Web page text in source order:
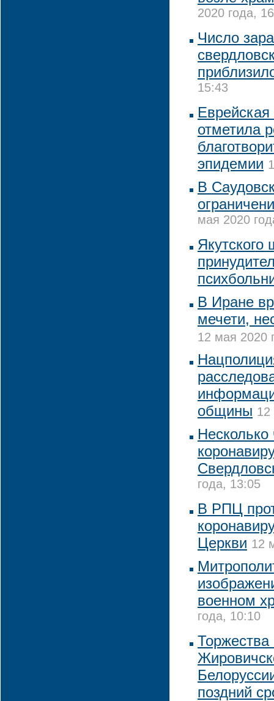
2020 года,
Число
15:43
отметила
эпидемии
В
мая 2020
В Иране
мечети,
12 мая 2020
общины 12
Несколько
года, 13:05
В РПЦ
Церкви 12
военном
года, 10:10
поздний